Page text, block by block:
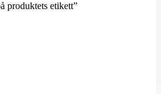
produktets etikett”